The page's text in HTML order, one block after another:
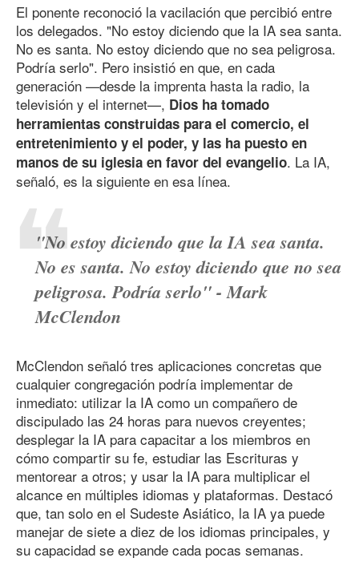
El ponente reconoció la vacilación que percibió entre
los delegados. "No estoy diciendo que la IA sea santa.
No es santa. No estoy diciendo que no sea peligrosa.
Podría serlo". Pero insistió en que, en cada
generación —desde la imprenta hasta la radio, la
televisión y el internet—, Dios ha tomado
herramientas construidas para el comercio, el
entretenimiento y el poder, y las ha puesto en
manos de su iglesia en favor del evangelio. La IA,
señaló, es la siguiente en esa línea.
"No estoy diciendo que la IA sea santa.
No es santa. No estoy diciendo que no sea
peligrosa. Podría serlo" - Mark
McClendon
McClendon señaló tres aplicaciones concretas que
cualquier congregación podría implementar de
inmediato: utilizar la IA como un compañero de
discipulado las 24 horas para nuevos creyentes;
desplegar la IA para capacitar a los miembros en
cómo compartir su fe, estudiar las Escrituras y
mentorear a otros; y usar la IA para multiplicar el
alcance en múltiples idiomas y plataformas. Destacó
que, tan solo en el Sudeste Asiático, la IA ya puede
manejar de siete a diez de los idiomas principales, y
su capacidad se expande cada pocas semanas.